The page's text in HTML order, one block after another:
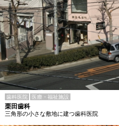
歯科医院 医療・福祉施設
栗田歯科
三角形の小さな敷地に建つ歯科医院